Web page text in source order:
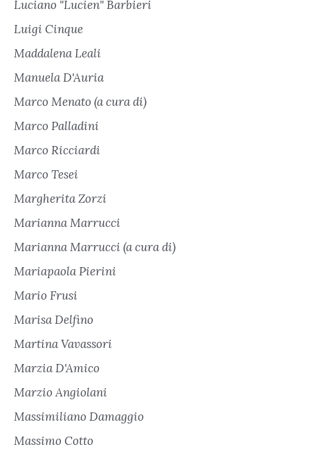
Luciano "Lucien" Barbieri
Luigi Cinque
Maddalena Leali
Manuela D'Auria
Marco Menato (a cura di)
Marco Palladini
Marco Ricciardi
Marco Tesei
Margherita Zorzi
Marianna Marrucci
Marianna Marrucci (a cura di)
Mariapaola Pierini
Mario Frusi
Marisa Delfino
Martina Vavassori
Marzia D'Amico
Marzio Angiolani
Massimiliano Damaggio
Massimo Cotto